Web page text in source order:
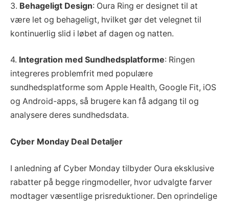
3. Behageligt Design: Oura Ring er designet til at
være let og behageligt, hvilket gør det velegnet til
kontinuerlig slid i løbet af dagen og natten.
4. Integration med Sundhedsplatforme: Ringen
integreres problemfrit med populære
sundhedsplatforme som Apple Health, Google Fit, iOS
og Android-apps, så brugere kan få adgang til og
analysere deres sundhedsdata.
Cyber Monday Deal Detaljer
I anledning af Cyber Monday tilbyder Oura eksklusive
rabatter på begge ringmodeller, hvor udvalgte farver
modtager væsentlige prisreduktioner. Den oprindelige